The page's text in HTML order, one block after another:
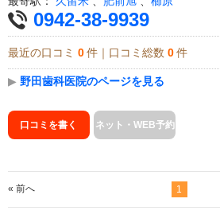
0942-38-9939
最近の口コミ 0 件｜口コミ総数 0 件
▶ 野田歯科医院のページを見る
口コミを書く ネット・WEB予約
« 前へ 1